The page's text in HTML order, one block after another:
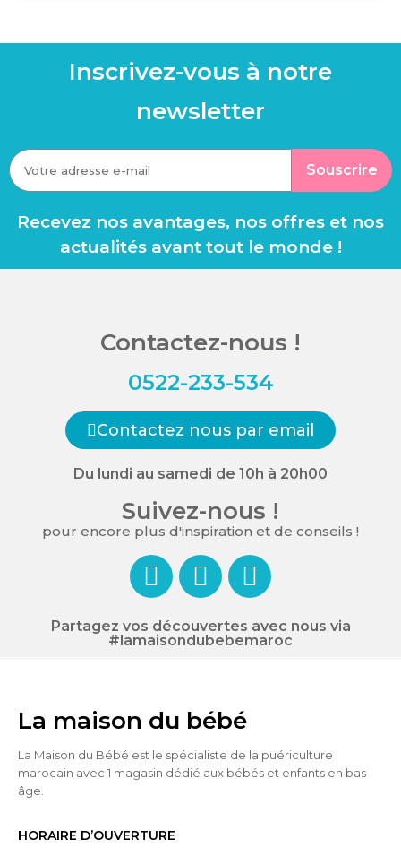
Inscrivez-vous à notre
newsletter
Souscrire
Recevez nos avantages, nos offres et nos
actualités avant tout le monde !
Contactez-nous !
0522-233-534
Contactez nous par email
Du lundi au samedi de 10h à 20h00
Suivez-nous !
pour encore plus d'inspiration et de conseils !
Partagez vos découvertes avec nous via
#lamaisondubebemaroc
La maison du bébé
La Maison du Bébé est le spécialiste de la puériculture
marocain avec 1 magasin dédié aux bébés et enfants en bas
âge.
HORAIRE D’OUVERTURE